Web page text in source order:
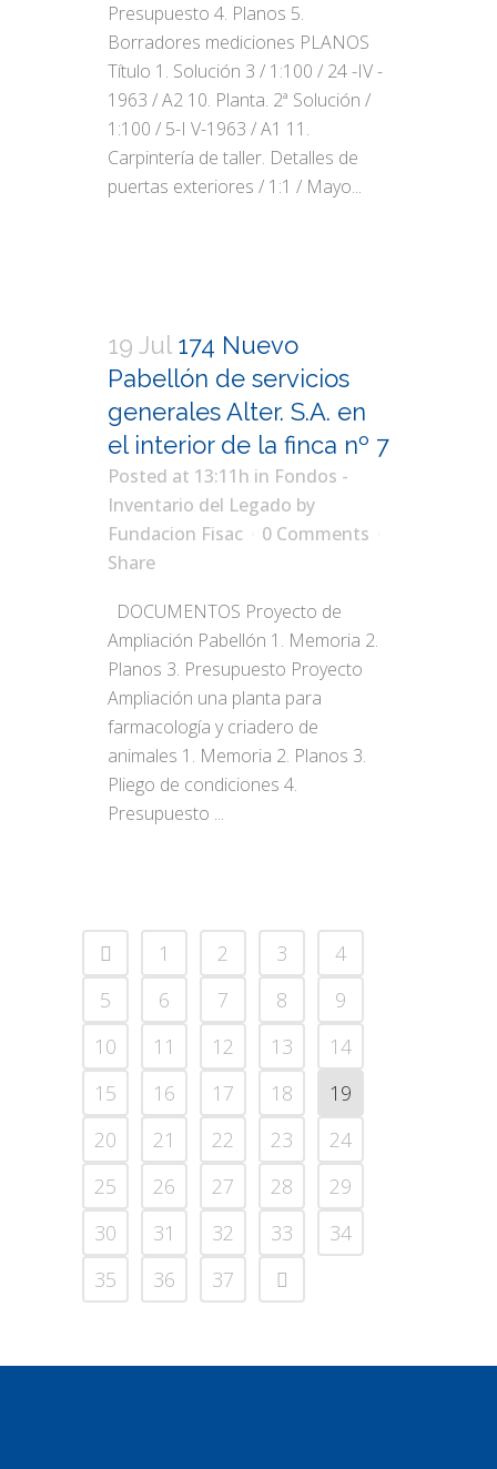
Presupuesto 4. Planos 5.
Borradores mediciones PLANOS
Título 1. Solución 3 / 1:100 / 24 -IV -
1963 / A2 10. Planta. 2ª Solución /
1:100 / 5-I V-1963 / A1 11.
Carpintería de taller. Detalles de
puertas exteriores / 1:1 / Mayo...
19 Jul 174 Nuevo
Pabellón de servicios
generales Alter. S.A. en
el interior de la finca nº 7
Posted at 13:11h in Fondos -
Inventario del Legado by
Fundacion Fisac
0 Comments
Share
DOCUMENTOS Proyecto de
Ampliación Pabellón 1. Memoria 2.
Planos 3. Presupuesto Proyecto
Ampliación una planta para
farmacología y criadero de
animales 1. Memoria 2. Planos 3.
Pliego de condiciones 4.
Presupuesto ...
1 2 3
4
5
6 7 8
9
10
11 12 13
14
15
16 17 18
19
20
21 22 23
24
25
26 27 28
29
30
31 32 33
34
35
36 37